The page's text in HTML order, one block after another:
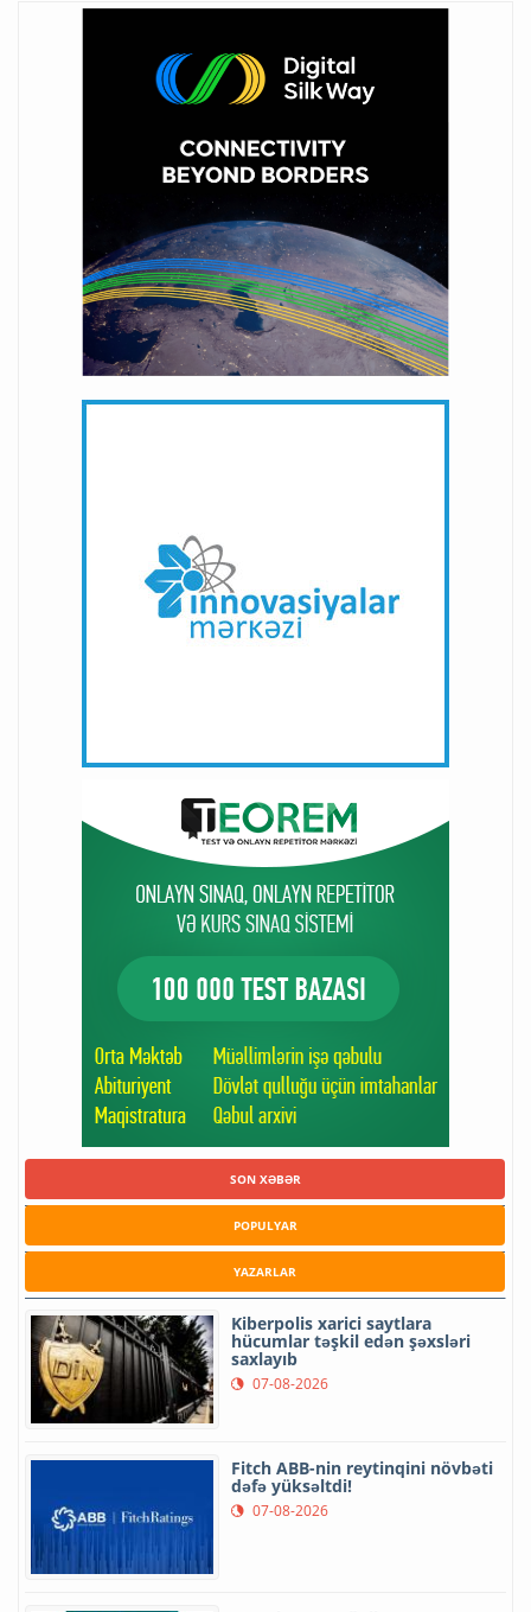
SON XƏBƏR
POPULYAR
YAZARLAR
Kiberpolis xarici saytlara
hücumlar təşkil edən şəxsləri
saxlayıb
07-08-2026
Fitch ABB-nin reytinqini növbəti
dəfə yüksəltdi!
07-08-2026